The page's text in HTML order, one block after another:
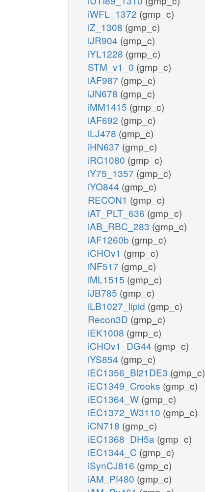
iWFL_1372 (gmp_c)
iZ_1308 (gmp_c)
iJR904 (gmp_c)
iYL1228 (gmp_c)
STM_v1_0 (gmp_c)
iAF987 (gmp_c)
iJN678 (gmp_c)
iMM1415 (gmp_c)
iAF692 (gmp_c)
iLJ478 (gmp_c)
iHN637 (gmp_c)
iRC1080 (gmp_c)
iY75_1357 (gmp_c)
iYO844 (gmp_c)
RECON1 (gmp_c)
iAT_PLT_636 (gmp_c)
iAB_RBC_283 (gmp_c)
iAF1260b (gmp_c)
iCHOv1 (gmp_c)
iNF517 (gmp_c)
iML1515 (gmp_c)
iJB785 (gmp_c)
iLB1027_lipid (gmp_c)
Recon3D (gmp_c)
iEK1008 (gmp_c)
iCHOv1_DG44 (gmp_c)
iYS854 (gmp_c)
iEC1356_Bl21DE3 (gmp_c)
iEC1349_Crooks (gmp_c)
iEC1364_W (gmp_c)
iEC1372_W3110 (gmp_c)
iCN718 (gmp_c)
iEC1368_DH5a (gmp_c)
iEC1344_C (gmp_c)
iSynCJ816 (gmp_c)
iAM_Pf480 (gmp_c)